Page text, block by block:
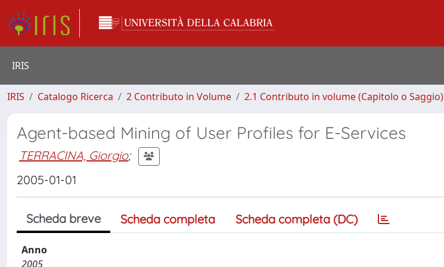
IRIS
IRIS Catalogo Ricerca 2 Contributo in Volume 2.1 Contributo in volume (Capitolo o Saggio)
Agent-based Mining of User Profiles for E-Services
TERRACINA, Giorgio;
2005-01-01
Scheda breve Scheda completa Scheda completa (DC)
Anno
2005